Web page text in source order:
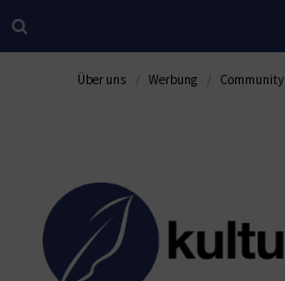
Über uns Werbung Community